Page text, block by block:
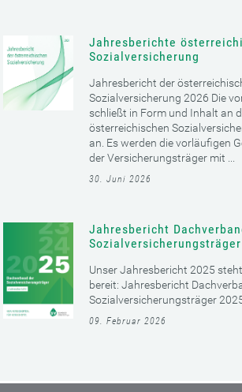
Jahresberichte
Sozialversicherung
Jahresbericht der
Sozialversicherung 2026 Die
schließt in Form und Inhalt an
österreichischen
an. Es werden die vorläufigen
der Versicherungsträger mit ...
30. Juni 2026
Jahresbericht
Sozialversicherungsträger
Unser Jahresbericht 2025
bereit: Jahresbericht
Sozialversicherungsträger
09. Februar 2026